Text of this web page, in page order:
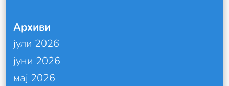
Архиви
јули 2026
јуни 2026
мај 2026